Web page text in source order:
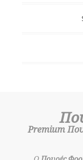
Premium